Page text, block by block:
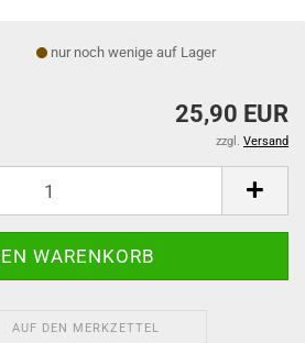
nur noch wenige auf Lager
25,90 EUR
zzgl. Versand
AUF DEN MERKZETTEL